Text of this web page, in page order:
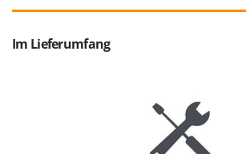
Palumbo Pavi
Im Lieferumfang